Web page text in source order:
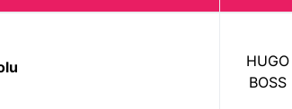
HUGO
BOSS